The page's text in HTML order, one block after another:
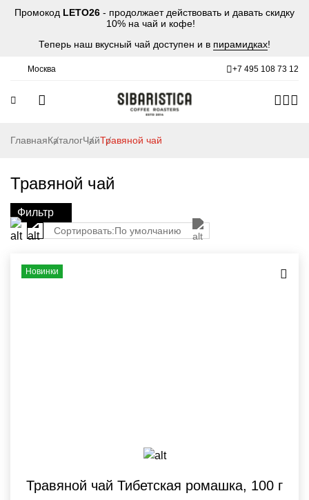
Промокод LETO26 - продолжает действовать и давать скидку
10% на чай и кофе!
Теперь наш вкусный чай доступен и в пирамидках!
+7 495 108 73 12
Москва
ГлавнаяКаталогЧайТравяной чай
Травяной чай
Фильтр
Сортировать:По умолчанию
Новинки
Травяной чай Тибетская ромашка, 100 г